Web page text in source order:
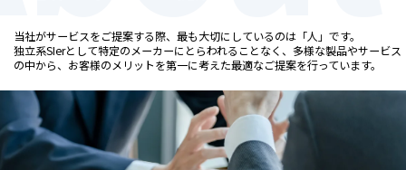
当社がサービスをご提案する際、最も大切にしているのは「人」です。
独立系SIerとして特定のメーカーにとらわれることなく、多様な製品やサービス
の中から、お客様のメリットを第一に考えた最適なご提案を行っています。